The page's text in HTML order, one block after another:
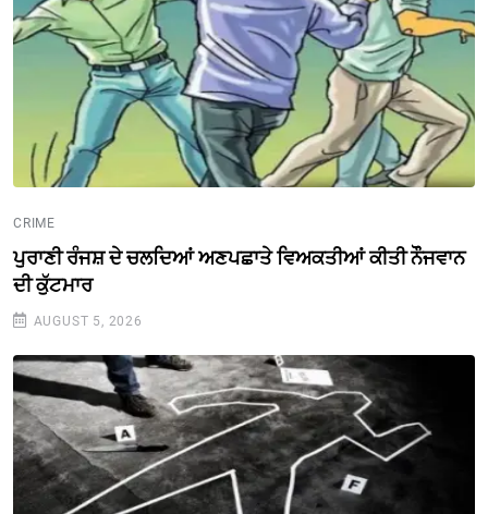
CRIME
ਪੁਰਾਣੀ ਰੰਜਸ਼ ਦੇ ਚਲਦਿਆਂ ਅਣਪਛਾਤੇ ਵਿਅਕਤੀਆਂ ਕੀਤੀ ਨੌੌਜਵਾਨ
ਦੀ ਕੁੱਟਮਾਰ
AUGUST 5, 2026